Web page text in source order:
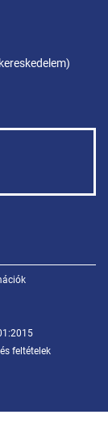
feltételek